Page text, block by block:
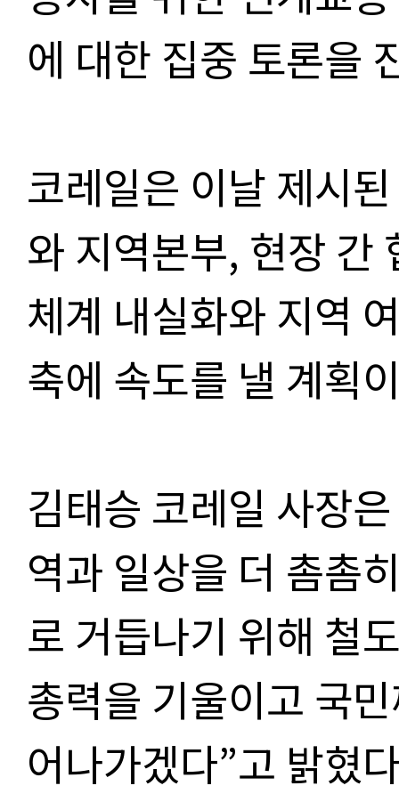
에 대한 집중 토론을
코레일은 이날 제시
와 지역본부, 현장 간
체계 내실화와 지역
축에 속도를 낼 계획
김태승 코레일 사장
역과 일상을 더 촘촘
로 거듭나기 위해 철
총력을 기울이고 국
어나가겠다”고 밝혔